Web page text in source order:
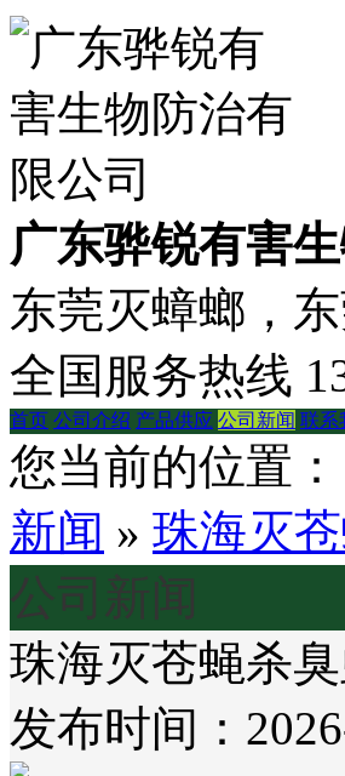
广东骅锐有害
东莞灭蟑螂，
全国服务热线
首页 公司介绍 产品供应 公司新闻 联系
您当前的位置：
新闻 » 珠海灭
公司新闻
珠海灭苍蝇杀
发布时间：